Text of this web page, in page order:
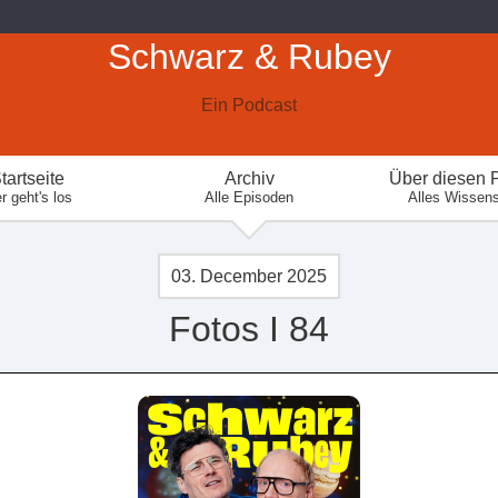
Schwarz & Rubey
Ein Podcast
geht's los
Archiv
Alle Episoden
Über diesen
Alles
03. December 2025
Fotos I 84